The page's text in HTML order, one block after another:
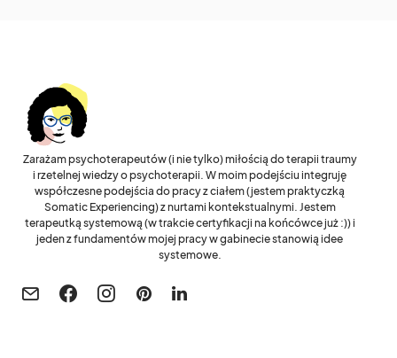
Zarażam psychoterapeutów (i nie tylko) miłością do terapii traumy
i rzetelnej wiedzy o psychoterapii. W moim podejściu integruję
współczesne podejścia do pracy z ciałem (jestem praktyczką
Somatic Experiencing) z nurtami kontekstualnymi. Jestem
terapeutką systemową (w trakcie certyfikacji na końcówce już :)) i
jeden z fundamentów mojej pracy w gabinecie stanowią idee
systemowe.